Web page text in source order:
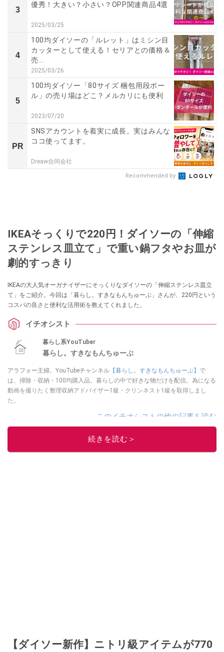
3
優秀！大きい？小さい？OPP関連商品4選
2025/03/25
4
100均ダイソーの「ルレット」はミシン目
カッターとして使える！セリアとの価格＆
売...
2025/03/26
5
100均ダイソー「80サイズ 梱包用段ボー
ル」の売り場はどこ？メルカリにも便利
2023/07/20
PR
SNSアカウントを着実に成長。実はみんな
ココ使ってます。
Dreaw合同会社
Recommended by
IKEAそっくりで220円！ダイソーの「伸縮
ステンレス皿立て」で重い鍋フタやお皿が
劇的すっきり
IKEAの大人気オーガナイザーにそっくりなダイソーの「伸縮ステンレス皿立
て」をご紹介。今回は「暮らし。すきなもんちゅーぶ」さんが、220円という
コスパの良さと便利な活用術を教えてくれました。
イチオシスト
暮らし系YouTuber
暮らし。すきなもんちゅーぶ
アラフォー主婦。YouTubeチャンネル 【暮らし。すきなもんちゅーぶ】 で
は、掃除・収納・100均購入品。暮らしの中で好きな物だけを配信。為になる
動画を撮りたく整理収納アドバイザー1級・クリンネスト1級を取得しまし
た。
このイチオシストの他の記事を読む
続きを読む＞
【ダイソー新作】ニトリ級アイテムが770